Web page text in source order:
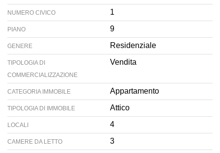
NUMERO CIVICO 1
PIANO 9
GENERE Residenziale
TIPOLOGIA DI
COMMERCIALIZZAZIONE
Vendita
CATEGORIA IMMOBILE Appartamento
TIPOLOGIA DI IMMOBILE Attico
LOCALI 4
CAMERE DA LETTO 3